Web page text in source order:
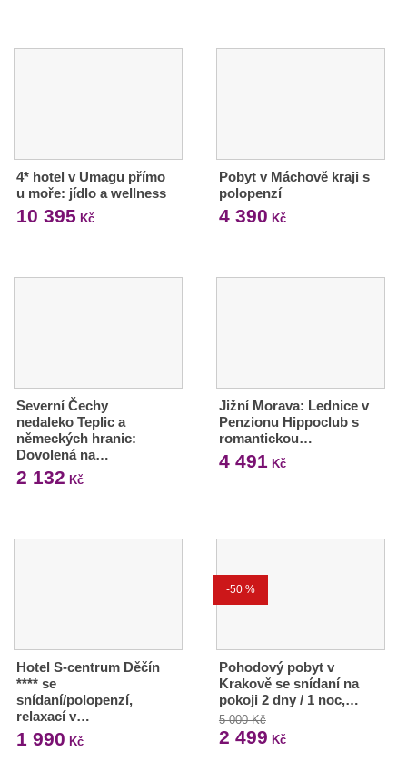
4* hotel v Umagu přímo
u moře: jídlo a wellness
10 395 Kč
Pobyt v Máchově kraji s
polopenzí
4 390 Kč
Severní Čechy
nedaleko Teplic a
německých hranic:
Dovolená na…
2 132 Kč
Jižní Morava: Lednice v
Penzionu Hippoclub s
romantickou…
4 491 Kč
Hotel S-centrum Děčín
**** se
snídaní/polopenzí,
relaxací v…
1 990 Kč
-50 %
Pohodový pobyt v
Krakově se snídaní na
pokoji 2 dny / 1 noc,…
5 000 Kč
2 499 Kč